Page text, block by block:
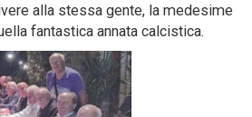
alla stessa gente, la medesime
fantastica annata calcistica.